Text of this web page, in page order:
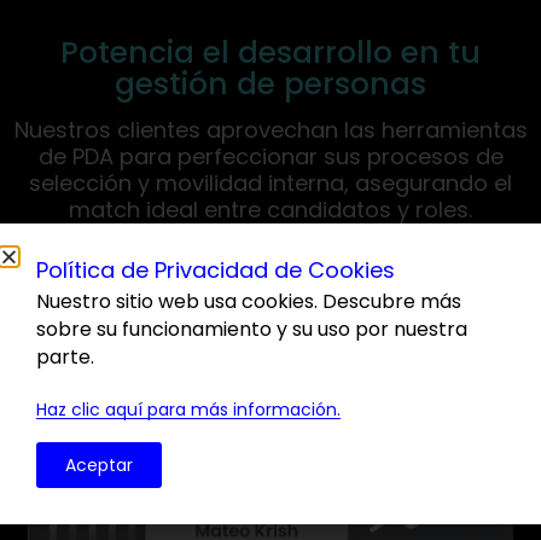
Potencia el desarrollo en tu
gestión de personas
Nuestros clientes aprovechan las herramientas
de PDA para perfeccionar sus procesos de
selección y movilidad interna, asegurando el
match ideal entre candidatos y roles.
equipos y elevando el compromiso de los
colaboradores.
Política de Privacidad de Cookies
Nuestro sitio web usa cookies. Descubre más
sobre su funcionamiento y su uso por nuestra
parte.
Haz clic aquí para más información.
Aceptar